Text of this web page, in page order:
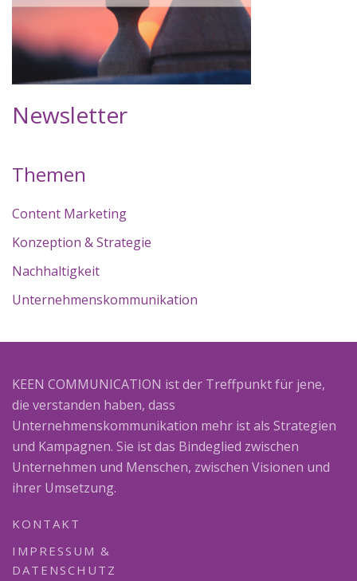
Newsletter
Themen
Content Marketing
Konzeption & Strategie
Nachhaltigkeit
Unternehmenskommunikation
KEEN COMMUNICATION ist der Treffpunkt für jene,
die verstanden haben, dass
Unternehmenskommunikation mehr ist als Strategien
und Kampagnen. Sie ist das Bindeglied zwischen
Unternehmen und Menschen, zwischen Visionen und
ihrer Umsetzung.
KONTAKT
IMPRESSUM &
DATENSCHUTZ